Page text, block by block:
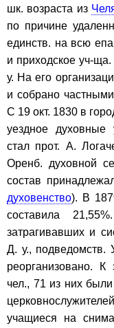
шк. возраста из
по причине
единств. на всю
и приходское уч-
у. На его
и собрано
С 19 окт. 1830 в
уездное
стал прот. А.
Оренб. духовной
состав
духовенство). В
составила
затрагивавших и
Д. у.,
реорганизовано.
чел., 71 из них
учащиеся на